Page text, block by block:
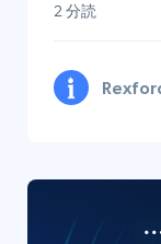
2 分読